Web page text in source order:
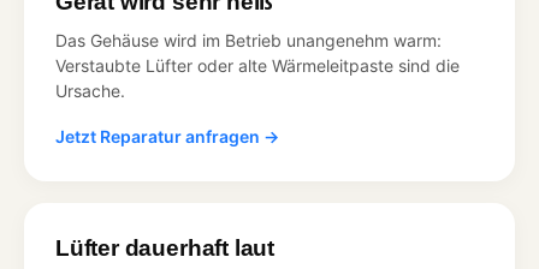
Das Gehäuse wird im Betrieb unangenehm warm:
Verstaubte Lüfter oder alte Wärmeleitpaste sind die
Ursache.
Jetzt Reparatur anfragen →
Lüfter dauerhaft laut